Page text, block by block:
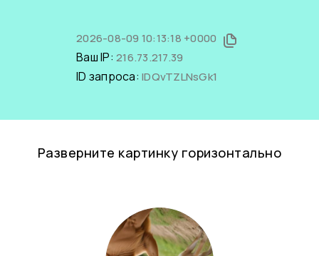
2026-08-09 10:13:18 +0000
Ваш IP: 216.73.217.39
ID запроса: IDQvTZLNsGk1
Разверните картинку горизонтально